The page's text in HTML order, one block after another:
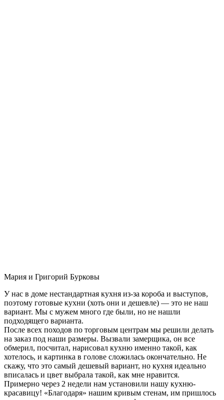
Мария и Григорий Бурковы
У нас в доме нестандартная кухня из-за короба и выступов,
поэтому готовые кухни (хоть они и дешевле) — это не наш
вариант. Мы с мужем много где были, но не нашли
подходящего варианта.
После всех походов по торговым центрам мы решили делать
на заказ под наши размеры. Вызвали замерщика, он все
обмерил, посчитал, нарисовал кухню именно такой, как
хотелось, и картинка в голове сложилась окончательно. Не
скажу, что это самый дешевый вариант, но кухня идеально
вписалась и цвет выбрала такой, как мне нравится.
Примерно через 2 недели нам установили нашу кухню-
красавицу! «Благодаря» нашим кривым стенам, им пришлось